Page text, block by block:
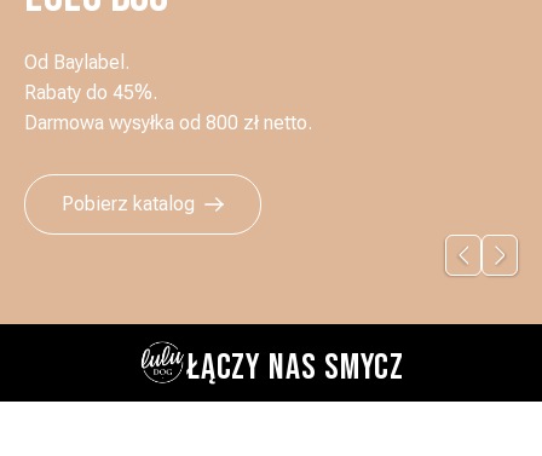
Od Baylabel.
Rabaty do 45%.
Darmowa wysyłka od 800 zł netto.
Pobierz katalog
ŁĄCZY NAS SMYCZ